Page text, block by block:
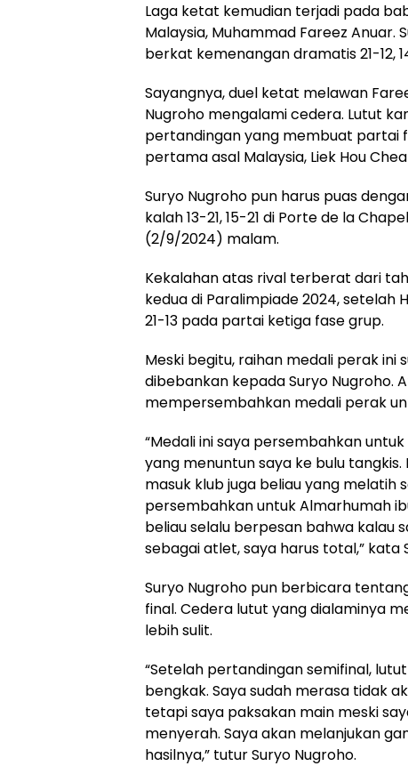
Laga ketat kemudian terjadi pada
Malaysia, Muhammad Fareez Anuar.
berkat kemenangan dramatis 21-12,
Sayangnya, duel ketat melawan
Nugroho mengalami cedera. Lutut
pertandingan yang membuat partai
pertama asal Malaysia, Liek Hou
Suryo Nugroho pun harus puas
kalah 13-21, 15-21 di Porte de la
(2/9/2024) malam.
Kekalahan atas rival terberat dari
kedua di Paralimpiade 2024, setelah
21-13 pada partai ketiga fase grup.
Meski begitu, raihan medali perak
dibebankan kepada Suryo Nugroho.
mempersembahkan medali perak
“Medali ini saya persembahkan
yang menuntun saya ke bulu
masuk klub juga beliau yang melatih
persembahkan untuk Almarhumah
beliau selalu berpesan bahwa kalau
sebagai atlet, saya harus total,” kata
Suryo Nugroho pun berbicara
final. Cedera lutut yang dialaminya
lebih sulit.
“Setelah pertandingan semifinal,
bengkak. Saya sudah merasa tidak
tetapi saya paksakan main meski
menyerah. Saya akan melanjukan
hasilnya,” tutur Suryo Nugroho.